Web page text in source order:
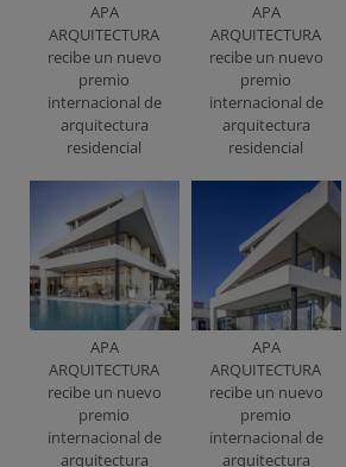
APA
ARQUITECTURA
recibe un nuevo
premio
internacional de
arquitectura
residencial
APA
ARQUITECTURA
recibe un nuevo
premio
internacional de
arquitectura
residencial
APA
ARQUITECTURA
recibe un nuevo
premio
internacional de
arquitectura
APA
ARQUITECTURA
recibe un nuevo
premio
internacional de
arquitectura